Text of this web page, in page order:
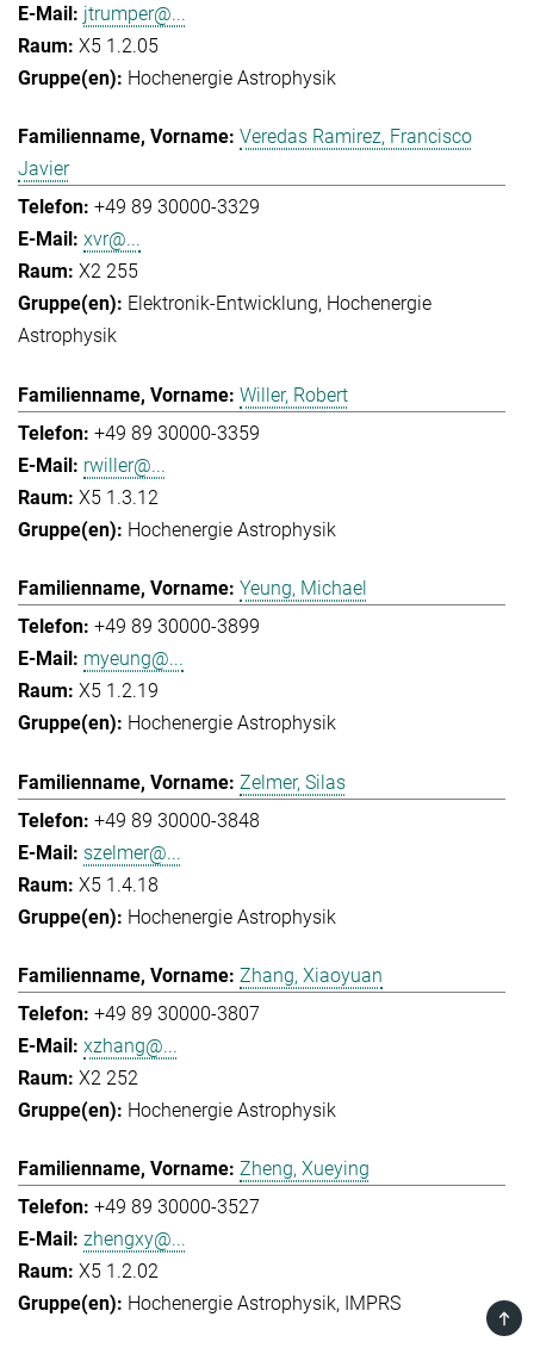
jtrumper@...
X5 1.2.05
Hochenergie Astrophysik
Veredas Ramirez, Francisco
Javier
+49 89 30000-3329
xvr@...
X2 255
Elektronik-Entwicklung Hochenergie
Astrophysik
Willer, Robert
+49 89 30000-3359
rwiller@...
X5 1.3.12
Hochenergie Astrophysik
Yeung, Michael
+49 89 30000-3899
myeung@...
X5 1.2.19
Hochenergie Astrophysik
Zelmer, Silas
+49 89 30000-3848
szelmer@...
X5 1.4.18
Hochenergie Astrophysik
Zhang, Xiaoyuan
+49 89 30000-3807
xzhang@...
X2 252
Hochenergie Astrophysik
Zheng, Xueying
+49 89 30000-3527
zhengxy@...
X5 1.2.02
Hochenergie Astrophysik
IMPRS
TOP